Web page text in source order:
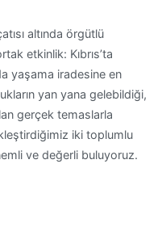
altında örgütlü
etkinlik: Kıbrıs’ta
yaşama iradesine en
yan yana gelebildiği,
gerçek temaslarla
iki toplumlu
ve değerli buluyoruz.